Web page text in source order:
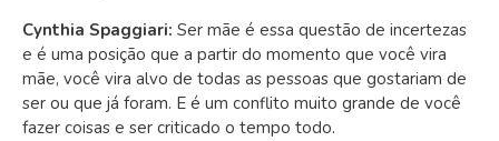
Cynthia Spaggiari: Ser mãe é essa questão de incertezas
e é uma posição que a partir do momento que você vira
mãe, você vira alvo de todas as pessoas que gostariam de
ser ou que já foram. E é um conflito muito grande de você
fazer coisas e ser criticado o tempo todo.